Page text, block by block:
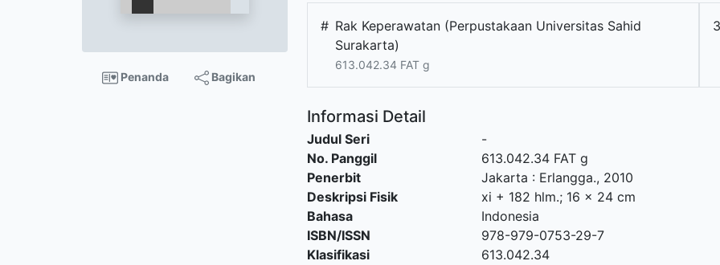
Penanda Bagikan
# Rak Keperawatan (Perpustakaan Universitas Sahid
Surakarta)
613.042.34 FAT g
Informasi Detail
Judul Seri
-
No. Panggil
613.042.34 FAT g
Penerbit
Jakarta : Erlangga., 2010
Deskripsi Fisik
xi + 182 hlm.; 16 x 24 cm
Bahasa
Indonesia
ISBN/ISSN
978-979-0753-29-7
Klasifikasi
613.042.34